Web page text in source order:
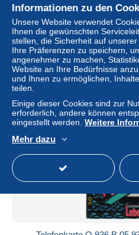
Telefonkarte O 2175 10.94
±
Status
Neu
Informationen zu den
Unsere Website verwendet
Ihnen die gewünschten
stellen, die Sicherheit auf
Ihre Präferenzen zu speichern,
angenehmer zu machen,
Website an Ihre Bedürfnisse
und Ihnen zu ermöglichen,
teilen.
Einige dieser Cookies sind zur
erforderlich, andere können
eingestellt werden. Weitere
Mehr dazu